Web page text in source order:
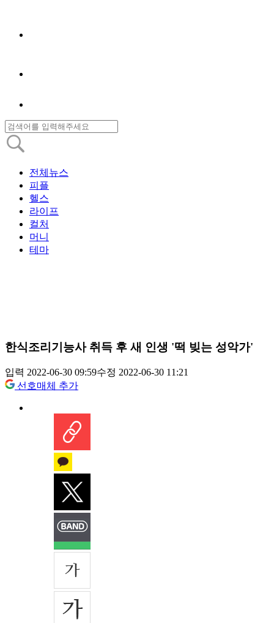
전체뉴스
피플
헬스
라이프
컬처
머니
테마
한식조리기능사 취득 후 새 인생 '떡 빚는 성악가'
입력 2022-06-30 09:59수정 2022-06-30 11:21
선호매체 추가